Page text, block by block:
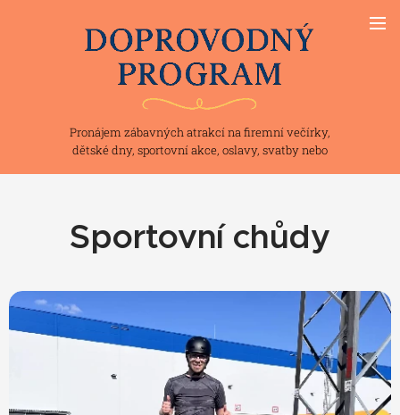
Pronájem zábavných atrakcí na firemní večírky,
dětské dny, sportovní akce, oslavy, svatby nebo
Sportovní chůdy